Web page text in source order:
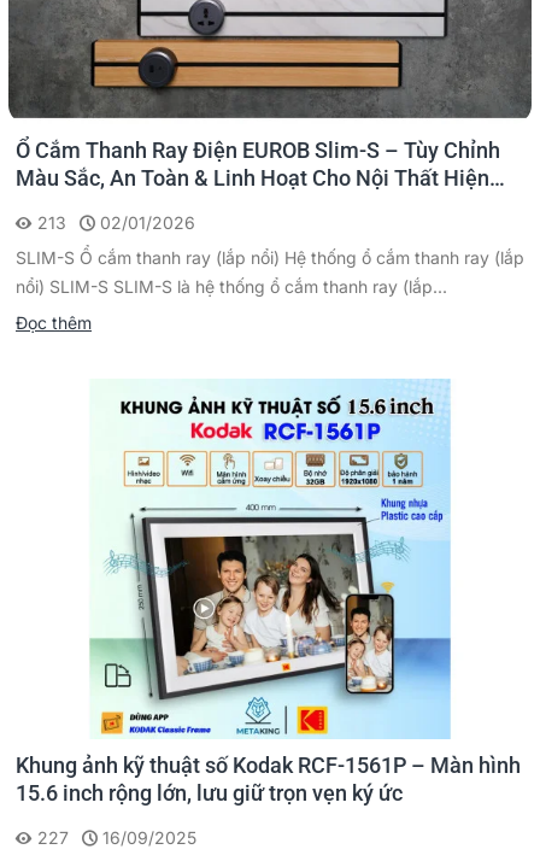
Ổ Cắm Thanh Ray Điện EUROB Slim-S – Tùy Chỉnh
Màu Sắc, An Toàn & Linh Hoạt Cho Nội Thất Hiện
213
02/01/2026
SLIM-S Ổ cắm thanh ray (lắp nổi) Hệ thống ổ cắm thanh ray (lắp
nổi) SLIM-S SLIM-S là hệ thống ổ cắm thanh ray (lắp...
Đọc thêm
Khung ảnh kỹ thuật số Kodak RCF-1561P – Màn hình
15.6 inch rộng lớn, lưu giữ trọn vẹn ký ức
227
16/09/2025